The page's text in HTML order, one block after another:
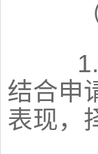
（
1.按
结合申
表现，